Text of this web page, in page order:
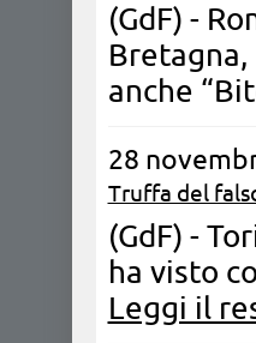
(GdF) -
Bretagna,
anche
28
Truffa del
(GdF) -
ha visto
Leggi il